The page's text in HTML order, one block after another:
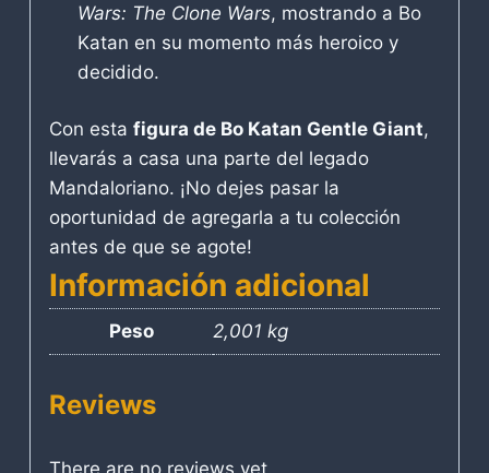
Wars: The Clone Wars, mostrando a Bo
Katan en su momento más heroico y
decidido.
Con esta figura de Bo Katan Gentle Giant,
llevarás a casa una parte del legado
Mandaloriano. ¡No dejes pasar la
oportunidad de agregarla a tu colección
antes de que se agote!
Información adicional
Peso 2,001 kg
Reviews
There are no reviews yet.